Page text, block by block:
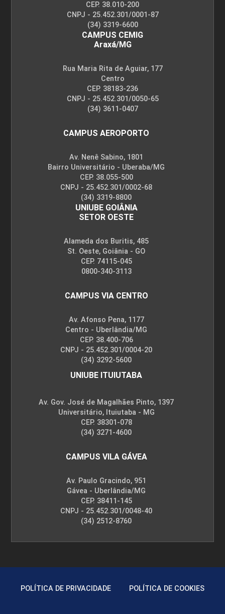
CEP. 38.010-200
CNPJ - 25.452.301/0001-87
(34) 3319-6600
CAMPUS CEMIG
Araxá/MG
Rua Maria Rita de Aguiar, 177
Centro
CEP. 38183-236
CNPJ - 25.452.301/0050-65
(34) 3611-0407
CAMPUS AEROPORTO
Av. Nenê Sabino, 1801
Bairro Universitário - Uberaba/MG
CEP. 38.055-500
CNPJ - 25.452.301/0002-68
(34) 3319-8800
UNIUBE GOIÂNIA
SETOR OESTE
Alameda dos Buritis, 485
St. Oeste, Goiânia - GO
CEP. 74115-045
0800-340-3113
CAMPUS VIA CENTRO
Av. Afonso Pena, 1177
Centro - Uberlândia/MG
CEP. 38.400-706
CNPJ - 25.452.301/0004-20
(34) 3292-5600
UNIUBE ITUIUTABA
Av. Gov. José de Magalhães Pinto, 1397
Universitário, Ituiutaba - MG
CEP. 38301-078
(34) 3271-4600
CAMPUS VILA GÁVEA
Av. Paulo Gracindo, 951
Gávea - Uberlândia/MG
CEP. 38411-145
CNPJ - 25.452.301/0048-40
(34) 2512-8760
POLÍTICA DE PRIVACIDADE POLÍTICA DE COOKIES